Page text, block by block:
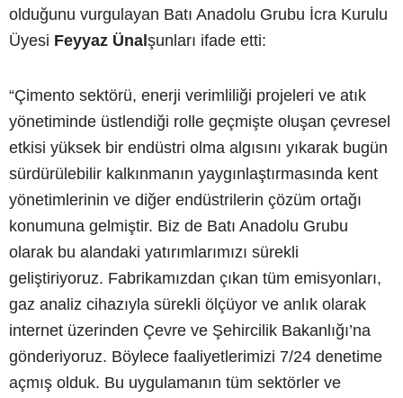
olduğunu vurgulayan Batı Anadolu Grubu İcra Kurulu
Üyesi Feyyaz Ünalşunları ifade etti:
“Çimento sektörü, enerji verimliliği projeleri ve atık
yönetiminde üstlendiği rolle geçmişte oluşan çevresel
etkisi yüksek bir endüstri olma algısını yıkarak bugün
sürdürülebilir kalkınmanın yaygınlaştırmasında kent
yönetimlerinin ve diğer endüstrilerin çözüm ortağı
konumuna gelmiştir. Biz de Batı Anadolu Grubu
olarak bu alandaki yatırımlarımızı sürekli
geliştiriyoruz. Fabrikamızdan çıkan tüm emisyonları,
gaz analiz cihazıyla sürekli ölçüyor ve anlık olarak
internet üzerinden Çevre ve Şehircilik Bakanlığı’na
gönderiyoruz. Böylece faaliyetlerimizi 7/24 denetime
açmış olduk. Bu uygulamanın tüm sektörler ve